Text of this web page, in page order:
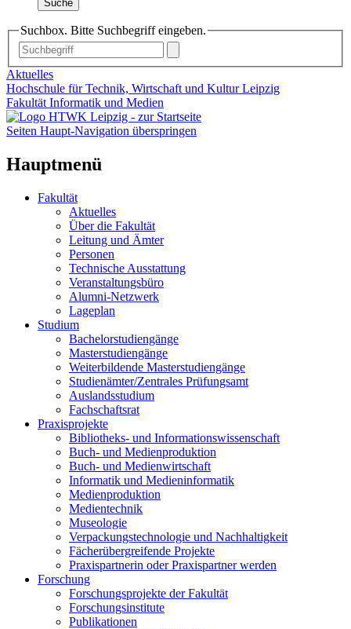
Suche
Suchbox. Bitte Suchbegriff eingeben.
Aktuelles
Hochschule für Technik, Wirtschaft und Kultur Leipzig
Fakultät Informatik und Medien
Seiten Haupt-Navigation überspringen
Hauptmenü
Fakultät
Aktuelles
Über die Fakultät
Leitung und Ämter
Personen
Technische Ausstattung
Veranstaltungsbüro
Alumni-Netzwerk
Lageplan
Studium
Bachelorstudiengänge
Masterstudiengänge
Weiterbildende Masterstudiengänge
Studienämter/Zentrales Prüfungsamt
Auslandsstudium
Fachschaftsrat
Praxisprojekte
Bibliotheks- und Informationswissenschaft
Buch- und Medienproduktion
Buch- und Medienwirtschaft
Informatik und Medieninformatik
Medienproduktion
Medientechnik
Museologie
Verpackungstechnologie und Nachhaltigkeit
Fächerübergreifende Projekte
Praxispartnerin oder Praxispartner werden
Forschung
Forschungsprojekte der Fakultät
Forschungsinstitute
Publikationen